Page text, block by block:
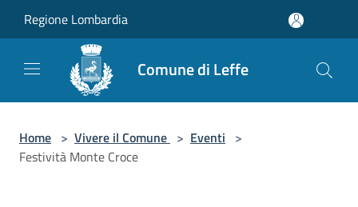
Regione Lombardia
Comune di Leffe
Home > Vivere il Comune > Eventi >
Festività Monte Croce